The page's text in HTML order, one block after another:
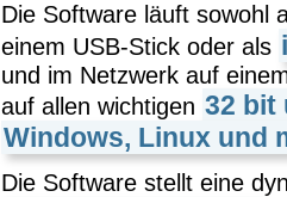
Die Software läuft sowohl
einem USB-Stick oder als
und im Netzwerk auf
auf allen wichtigen 32 bit
Windows, Linux und
Die Software stellt eine